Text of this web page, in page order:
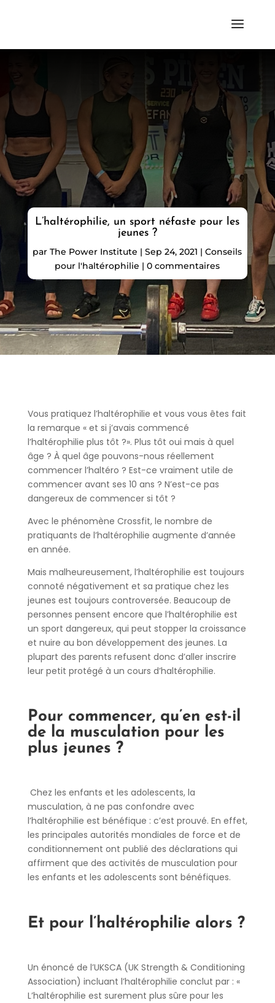
L’haltérophilie, un sport néfaste pour les
jeunes ?
parThe Power Institute |Sep 24, 2021 |Conseils
pour l'haltérophilie |0 commentaires
Vous pratiquez l’haltérophilie et vous vous êtes fait
la remarque « et si j’avais commencé
l’haltérophilie plus tôt ?». Plus tôt oui mais à quel
âge ? À quel âge pouvons-nous réellement
commencer l’haltéro ? Est-ce vraiment utile de
commencer avant ses 10 ans ? N’est-ce pas
dangereux de commencer si tôt ?
Avec le phénomène Crossfit, le nombre de
pratiquants de l’haltérophilie augmente d’année
en année.
Mais malheureusement, l’haltérophilie est toujours
connoté négativement et sa pratique chez les
jeunes est toujours controversée. Beaucoup de
personnes pensent encore que l’haltérophilie est
un sport dangereux, qui peut stopper la croissance
et nuire au bon développement des jeunes. La
plupart des parents refusent donc d’aller inscrire
leur petit protégé à un cours d’haltérophilie.
Pour commencer, qu’en est-il
de la musculation pour les
plus jeunes ?
Chez les enfants et les adolescents, la
musculation, à ne pas confondre avec
l’haltérophilie est bénéfique : c’est prouvé. En effet,
les principales autorités mondiales de force et de
conditionnement ont publié des déclarations qui
affirment que des activités de musculation pour
les enfants et les adolescents sont bénéfiques.
Et pour l’haltérophilie alors ?
Un énoncé de l’UKSCA (UK Strength & Conditioning
Association) incluant l’haltérophilie conclut par : «
L’haltérophilie est surement plus sûre pour les